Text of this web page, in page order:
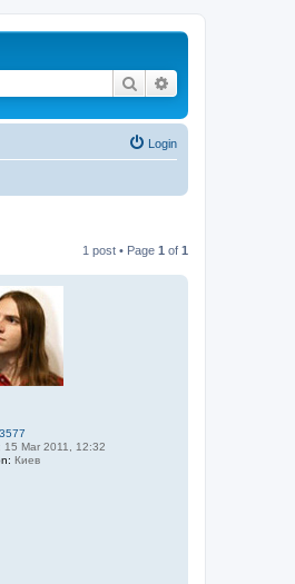
Search
Login
1 post • Page 1 of 1
3577
15 Mar 2011, 12:32
Киев